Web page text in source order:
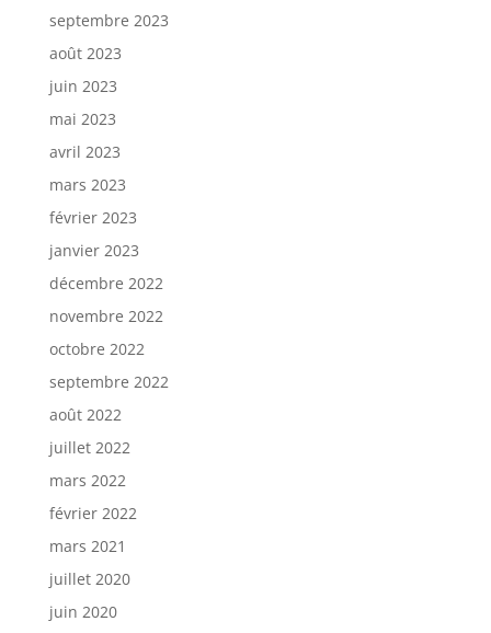
septembre 2023
août 2023
juin 2023
mai 2023
avril 2023
mars 2023
février 2023
janvier 2023
décembre 2022
novembre 2022
octobre 2022
septembre 2022
août 2022
juillet 2022
mars 2022
février 2022
mars 2021
juillet 2020
juin 2020